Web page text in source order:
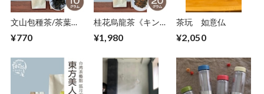
文山包種茶/茶葉・
¥770
桂花烏龍茶《キンモ
20g
¥1,980
茶玩 如意仏
¥2,050